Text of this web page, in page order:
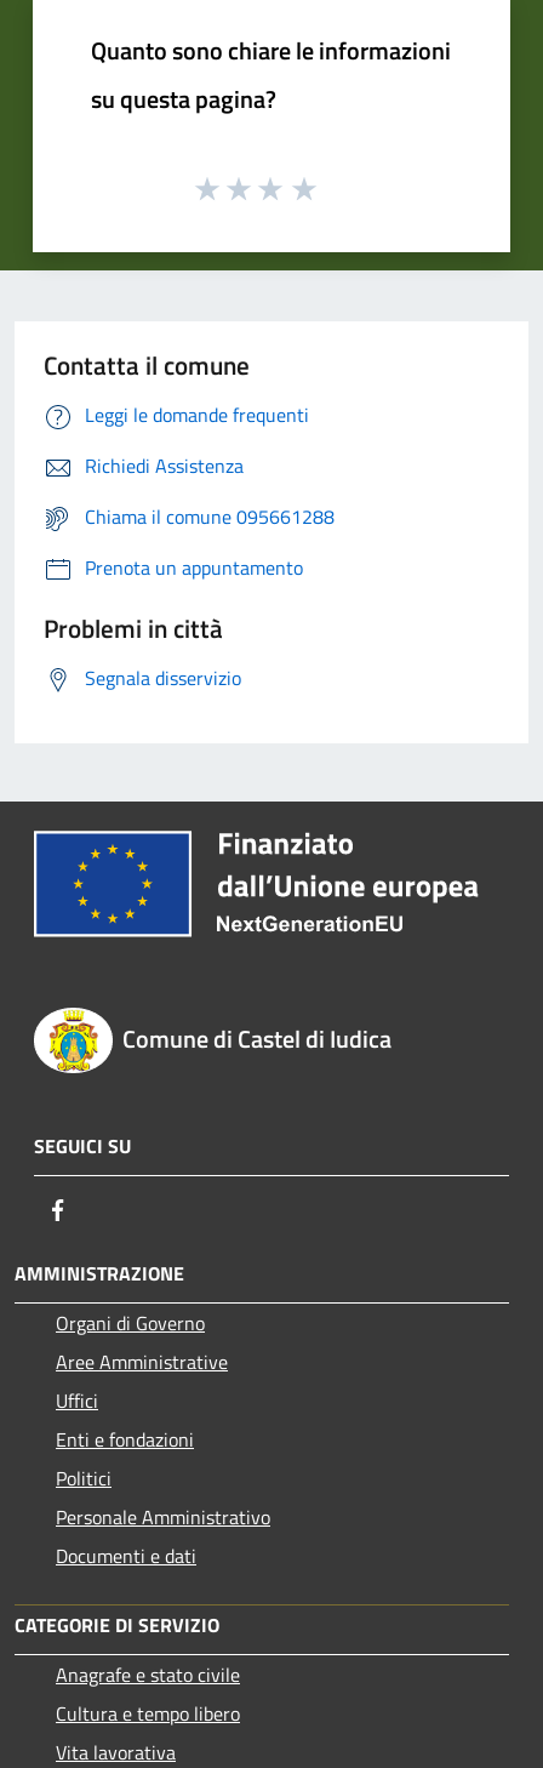
Quanto sono chiare le informazioni
su questa pagina?
Contatta il comune
Leggi le domande frequenti
Richiedi Assistenza
Chiama il comune 095661288
Prenota un appuntamento
Problemi in città
Segnala disservizio
Comune di Castel di Iudica
SEGUICI SU
AMMINISTRAZIONE
Organi di Governo
Aree Amministrative
Uffici
Enti e fondazioni
Politici
Personale Amministrativo
Documenti e dati
CATEGORIE DI SERVIZIO
Anagrafe e stato civile
Cultura e tempo libero
Vita lavorativa